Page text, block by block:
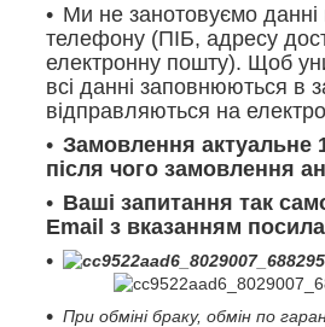
Ми не занотовуємо данні
телефону (ПІБ, адресу
електронну пошту). Щоб
всі данні заповнюються в
відправляються на
Замовлення актуальне
після чого замовлення
Ваші запитання так
Email з вказанням
При обміні браку, обмін по